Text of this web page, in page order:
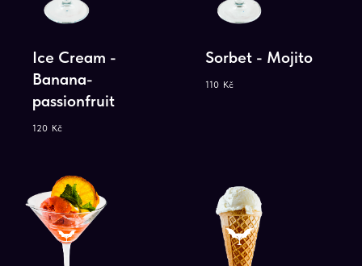
Ice Сream -
Banana-
passionfruit
120 Kč
Sorbet - Mojito
110 Kč